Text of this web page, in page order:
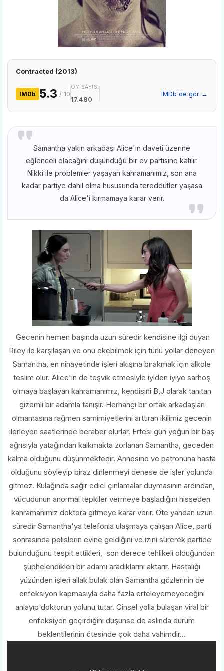
Contracted (2013)
IMDb 5.3 / 10
OY SAYISI
17.480
IMDb'de gör →
Samantha yakın arkadaşı Alice'in daveti üzerine
eğlenceli olacağını düşündüğü bir ev partisine katılır.
Nikki ile problemler yaşayan kahramanımız, son ana
kadar partiye dahil olma hususunda tereddütler yaşasa
da Alice'i kırmamaya karar verir.
Gecenin hemen başında uzun süredir kendisine ilgi duyan
Riley ile karşılaşan ve onu ekebilmek için türlü yollar deneyen
Samantha, en nihayetinde işleri akışına bırakmak için alkole
teslim olur. Alice'in de teşvik etmesiyle iyiden iyiye sarhoş
olmaya başlayan kahramanımız, kendisini B.J olarak tanıtan
gizemli bir adamla tanışır. Herhangi bir ortak arkadaşları
olmamasına rağmen samimiyetlerini arttıran ikilimiz gecenin
ilerleyen saatlerinde beraber olurlar. Ertesi gün yoğun bir baş
ağrısıyla yatağından kalkmakta zorlanan Samantha, geceden
kalma olduğunu düşünmektedir. Annesine ve patronuna hasta
olduğunu söyleyip biraz dinlenmeyi denese de işler yolunda
gitmez. Kulağında sağır edici çınlamalar duymasının ardından,
vücudunun anormal tepkiler vermeye başladığını hisseden
kahramanımız doktora gitmeye karar verir. Öte yandan uzun
süredir Samantha'ya telefonla ulaşmaya çalışan Alice, parti
sonrasında polislerin evine geldiğini ve izini sürerek partide
bulunduğunu tespit ettikleri, son derece tehlikeli olduğundan
şüphelendikleri bir adamı aradıklarını aktarır. Hastalığı
yüzünden işleri allak bulak olan Samantha gözlerinin de
enfeksiyon kapmasıyla daha fazla erteleyemeyeceğini
anlayıp doktorun yolunu tutar. Cinsel yolla bulaşan viral bir
enfeksiyon geçirdiğini düşünse de aslında durum
beklentilerinin ötesinde çok daha vahimdir...